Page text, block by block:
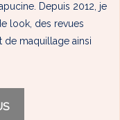
Depuis 2012, je
look, des revues
de maquillage ainsi